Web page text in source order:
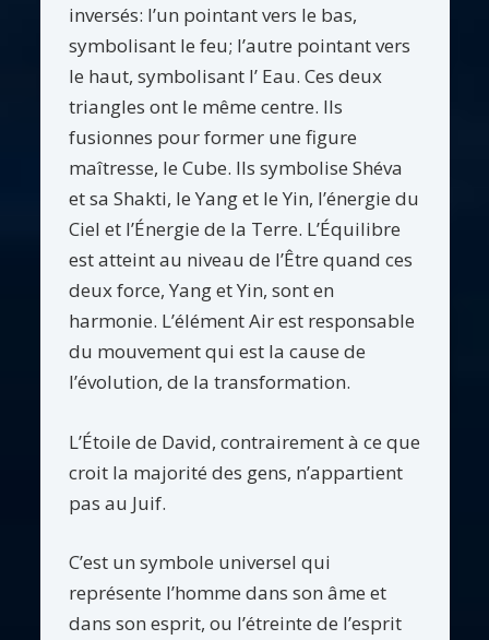
inversés: l’un pointant vers le bas,
symbolisant le feu; l’autre pointant vers
le haut, symbolisant l’ Eau. Ces deux
triangles ont le même centre. Ils
fusionnes pour former une figure
maîtresse, le Cube. Ils symbolise Shéva
et sa Shakti, le Yang et le Yin, l’énergie du
Ciel et l’Énergie de la Terre. L’Équilibre
est atteint au niveau de l’Être quand ces
deux force, Yang et Yin, sont en
harmonie. L’élément Air est responsable
du mouvement qui est la cause de
l’évolution, de la transformation.
L’Étoile de David, contrairement à ce que
croit la majorité des gens, n’appartient
pas au Juif.
C’est un symbole universel qui
représente l’homme dans son âme et
dans son esprit, ou l’étreinte de l’esprit